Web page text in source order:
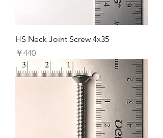
HS Neck Joint Screw 4x35
価格
￥440